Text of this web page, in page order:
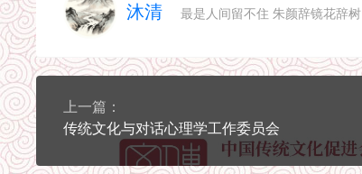
沐清 最是人间留不住 朱颜辞镜花辞树
上一篇：
传统文化与对话心理学工作委员会